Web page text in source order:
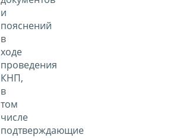
и
пояснений
в
ходе
проведения
КНП,
в
том
числе
подтверждающие